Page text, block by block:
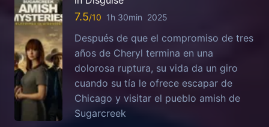
7.5 1h 30min 2025
Después de que el compromiso de tres
años de Cheryl termina en una
dolorosa ruptura, su vida da un giro
cuando su tía le ofrece escapar de
Chicago y visitar el pueblo amish de
Sugarcreek